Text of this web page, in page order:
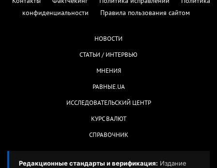
конфиденциальности
Правила пользования сайтом
НОВОСТИ
СТАТЬИ / ИНТЕРВЬЮ
МНЕНИЯ
РАВНЫЕ.UA
ИССЛЕДОВАТЕЛЬСКИЙ ЦЕНТР
КУРС ВАЛЮТ
СПРАВОЧНИК
Редакционные стандарты и верификация: Издание